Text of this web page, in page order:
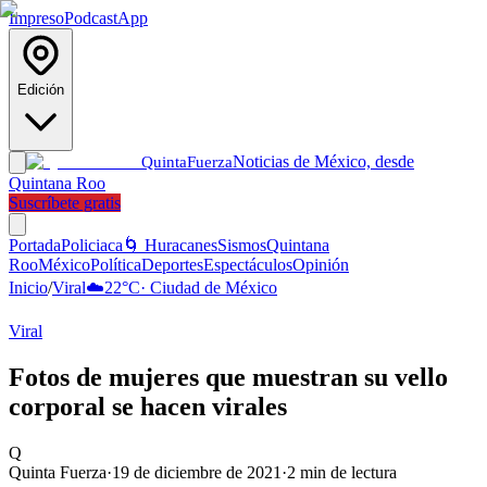
ImpresoPodcastApp
Edición
QuintaFuerzaNoticias de México, desde
Quintana Roo
Suscríbete gratis
PortadaPoliciaca 🌀 HuracanesSismosQuintana
RooMéxicoPolíticaDeportesEspectáculosOpinión
Inicio/Viral☁️22°C· Ciudad de México
Viral
Fotos de mujeres que muestran su vello
corporal se hacen virales
Q
Quinta Fuerza·19 de diciembre de 2021 ·2 min de lectura